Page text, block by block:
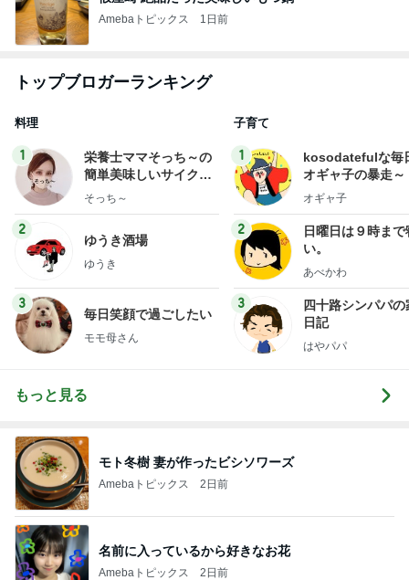
Amebaトピックス 1日前
トップブロガーランキング
料理
1
栄養士ママそっち～の
簡単美味しいサイクル
献立
そっち～
2
ゆうき酒場
ゆうき
3
毎日笑顔で過ごしたい
モモ母さん
子育て
1
kosodatefulな毎
オギャ子の暴走～
オギャ子
2
日曜日は９時まで
い。
あべかわ
3
四十路シンパパの
日記
はやパパ
もっと見る
モト冬樹 妻が作ったビシソワーズ
Amebaトピックス 2日前
名前に入っているから好きなお花
Amebaトピックス 2日前